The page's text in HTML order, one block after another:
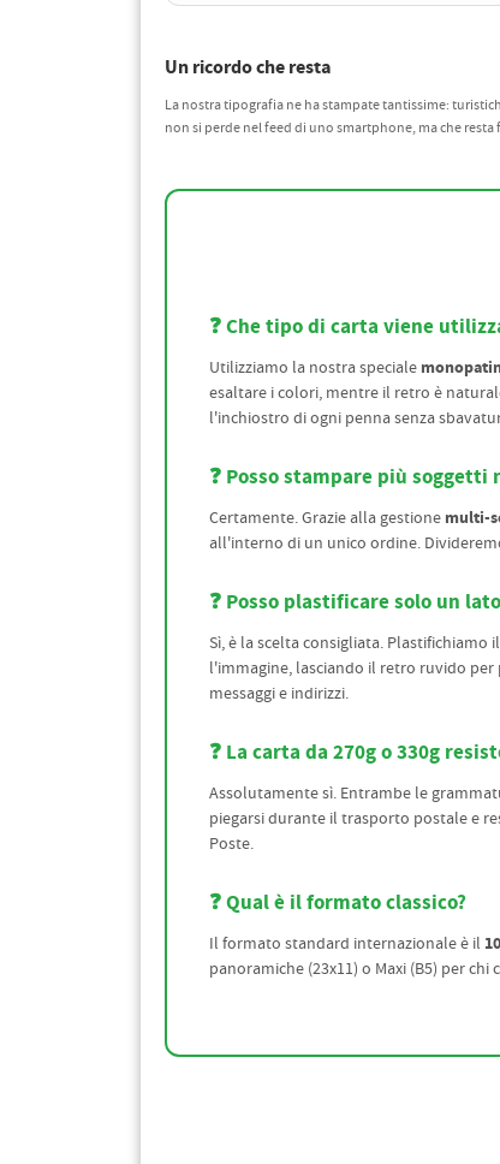
Un ricordo che resta
La nostra tipografia ne ha stampate tantissime:
non si perde nel feed di uno smartphone, ma che resta
❓ Che tipo di carta viene
Utilizziamo la nostra speciale
esaltare i colori, mentre il retro è
l'inchiostro di ogni penna senza
❓ Posso stampare più soggetti
Certamente. Grazie alla gestione multi-
all'interno di un unico ordine.
❓ Posso plastificare solo un
Sì, è la scelta consigliata. Plastifichiamo il
l'immagine, lasciando il retro ruvido
messaggi e indirizzi.
❓ La carta da 270g o 330g
Assolutamente sì. Entrambe le
piegarsi durante il trasporto postale e
Poste.
❓ Qual è il formato classico?
Il formato standard internazionale è il
panoramiche (23x11) o Maxi (B5) per